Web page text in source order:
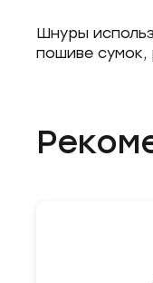
Шнуры
пошиве сумок,